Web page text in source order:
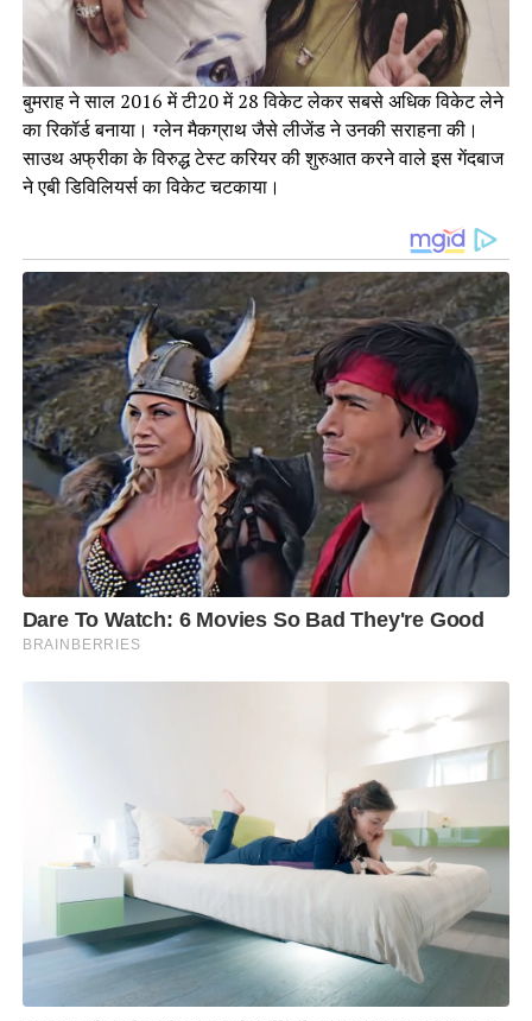
बुमराह ने साल 2016 में टी20 में 28 विकेट लेकर सबसे अधिक विकेट लेने
का रिकॉर्ड बनाया। ग्लेन मैकग्राथ जैसे लीजेंड ने उनकी सराहना की।
साउथ अफ्रीका के विरुद्ध टेस्ट करियर की शुरुआत करने वाले इस गेंदबाज
ने एबी डिविलियर्स का विकेट चटकाया।